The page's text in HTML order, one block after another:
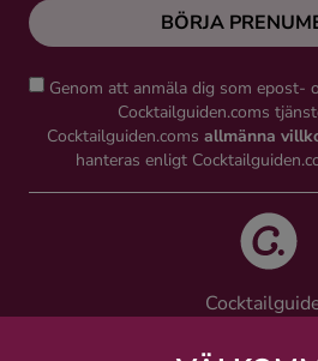
BÖRJA
Genom att anmäla dig som epost-
Cocktailguiden.coms
Cocktailguiden.coms allmänna
hanteras enligt